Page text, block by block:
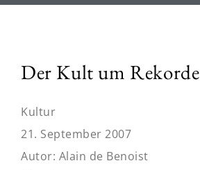
Der Kult um Rekorde
Kultur
21. September 2007
Autor: Alain de Benoist